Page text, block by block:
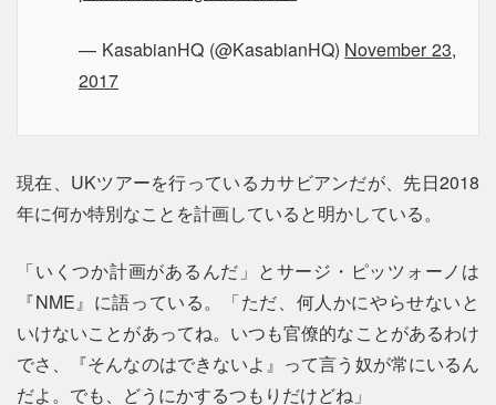
— KasabianHQ (@KasabianHQ) November 23,
2017
現在、UKツアーを行っているカサビアンだが、先日2018
年に何か特別なことを計画していると明かしている。
「いくつか計画があるんだ」とサージ・ピッツォーノは
『NME』に語っている。「ただ、何人かにやらせないと
いけないことがあってね。いつも官僚的なことがあるわけ
でさ、『そんなのはできないよ』って言う奴が常にいるん
だよ。でも、どうにかするつもりだけどね」